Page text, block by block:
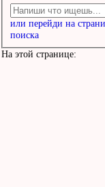
или перейди на
поиска
На этой странице: